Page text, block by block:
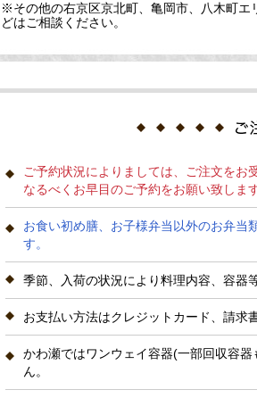
※その他の右京区京北町、亀岡市、八木町エ
どはご相談ください。
ご予約状況によりましては、ご注文をお
なるべくお早目のご予約をお願い致します
お食い初め膳、お子様弁当以外のお弁当
す。
季節、入荷の状況により料理内容、容器
お支払い方法はクレジットカード、請求
かわ瀬ではワンウェイ容器(一部回収容
ん。